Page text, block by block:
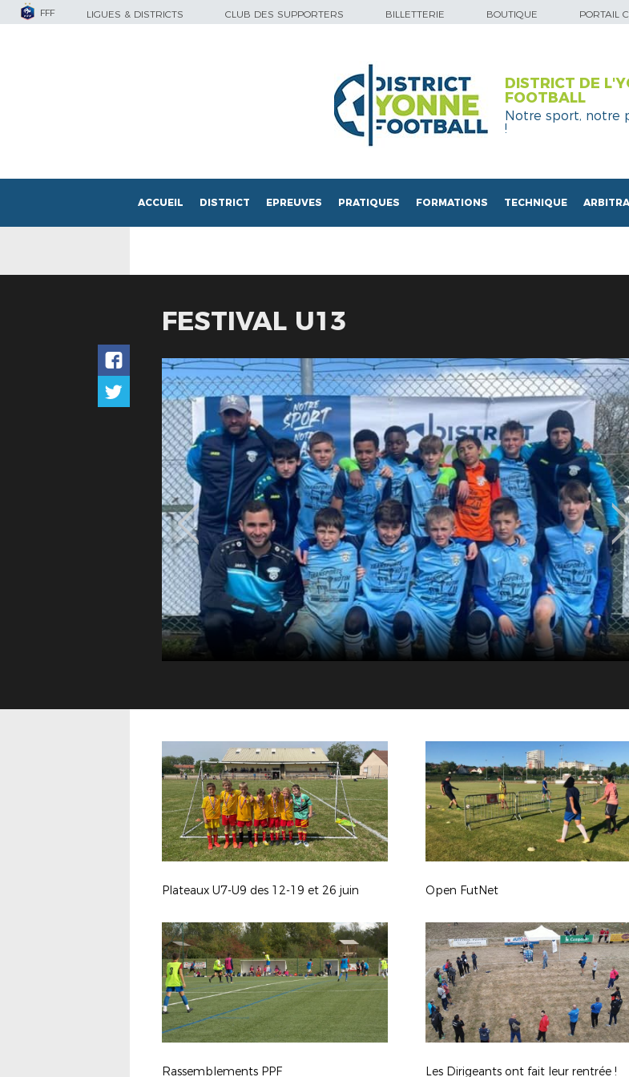
FFF LIGUES & DISTRICTS CLUB DES SUPPORTERS BILLETTERIE BOUTIQUE PORTAIL
DISTRICT DE
FOOTBALL
Notre sport, notre
!
ACCUEIL DISTRICT EPREUVES PRATIQUES FORMATIONS TECHNIQUE
FESTIVAL U13
Plateaux U7-U9 des 12-19 et 26 juin Open FutNet
Rassemblements PPF Les Dirigeants ont fait leur rentrée !